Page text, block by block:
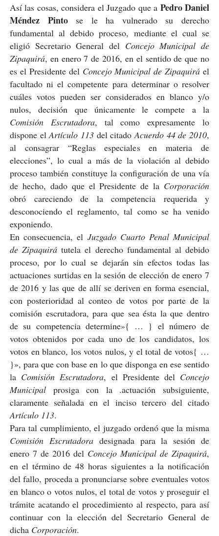
Así las cosas, considera el Juzgado que a Pedro Daniel
Méndez Pintose le ha vulnerado su derecho
fundamental al debido proceso, mediante el cual se
eligió Secretario General del Concejo Municipal de
Zipaquirá, en enero 7 de 2016, en el sentido de que no
es el Presidente del Concejo Municipal de Zipaquirá el
facultado ni el competente para determinar o resolver
cuáles votos pueden ser considerados en blanco y/o
nulos, decisión que únicamente le compete a la
Comisión Escrutadora, tal como expresamente lo
dispone elArtículo 113 del citadoAcuerdo 44 de 2010,
al consagrar “Reglas especiales en materia de
elecciones”, lo cual a más de la violación al debido
proceso también constituye la configuración de una vía
de hecho, dado que el Presidente de la Corporación
obró careciendo de la competencia requerida y
desconociendo el reglamento, tal como se ha venido
exponiendo.
En consecuencia, el Juzgado Cuarto Penal Municipal
de Zipaquirá tutela el derecho fundamental al debido
proceso, por lo cual se dejarán sin efectos todas las
actuaciones surtidas en la sesión de elección de enero 7
de 2016 y las que de allí se deriven en forma esencial,
con posterioridad al conteo de votos por parte de la
comisión escrutadora, para que sea ésta la que dentro
de su competencia determine»{ … } el número de
votos obtenidos por cada uno de los candidatos, los
votos en blanco, los votos nulos, y el total de votos{ …
}», para que con base en lo que disponga en ese sentido
la Comisión Escrutadora, el Presidente del Concejo
Municipal prosiga con la .actuación subsiguiente,
claramente señalada en el inciso tercero del citado
Artículo 113.
Para tal cumplimiento, el juzgado ordenó que la misma
Comisión Escrutadoradesignada para la sesión de
enero 7 de 2016 del Concejo Municipal de Zipaquirá,
en el término de 48 horas siguientes a la notificación
del fallo, proceda a pronunciarse sobre eventuales votos
en blanco o votos nulos, el total de votos y proseguir el
trámite acatando el procedimiento al respecto, para así
continuar con la elección del Secretario General de
dicha Corporación.